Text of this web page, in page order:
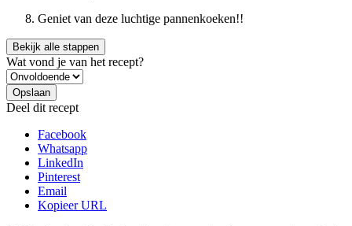
Geniet van deze luchtige pannenkoeken!!
Bekijk alle stappen
Wat vond je van het recept?
Deel dit recept
Facebook
Whatsapp
LinkedIn
Pinterest
Email
Kopieer URL